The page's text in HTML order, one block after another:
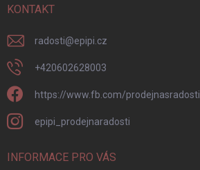
KONTAKT
radosti@epipi.cz
+420602628003
https://www.fb.com/prodejnasradosti
epipi_prodejnaradosti
INFORMACE PRO VÁS